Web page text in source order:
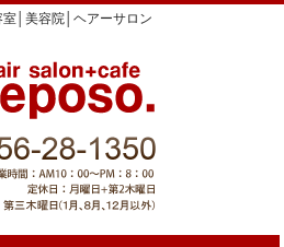
室│美容院│ヘアーサロン